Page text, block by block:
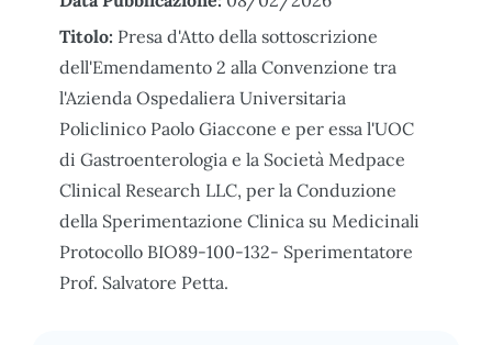
Titolo: Presa d'Atto della sottoscrizione
dell'Emendamento 2 alla Convenzione tra
l'Azienda Ospedaliera Universitaria
Policlinico Paolo Giaccone e per essa l'UOC
di Gastroenterologia e la Società Medpace
Clinical Research LLC, per la Conduzione
della Sperimentazione Clinica su Medicinali
Protocollo BIO89-100-132- Sperimentatore
Prof. Salvatore Petta.